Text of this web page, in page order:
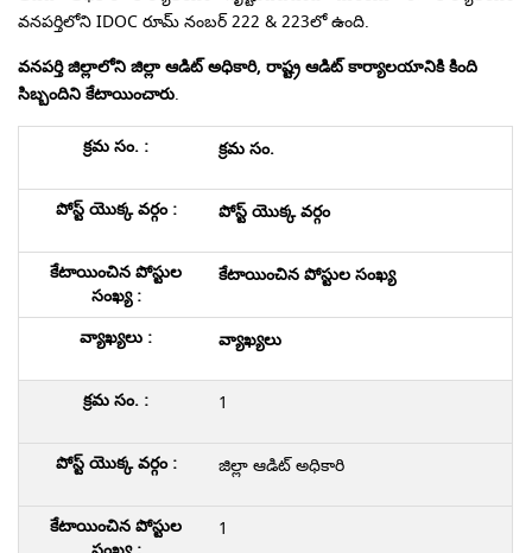
వనపర్తిలోని IDOC రూమ్ నంబర్ 222 & 223లో ఉంది.
వనపర్తి జిల్లాలోని జిల్లా ఆడిట్ అధికారి,రాష్ట్ర ఆడిట్ కార్యాలయానికి కింది
సిబ్బందిని కేటాయించారు.
క్రమ సం.
పోస్ట్ యొక్క వర్గం
కేటాయించిన పోస్టుల సంఖ్య
వ్యాఖ్యలు
1
జిల్లా ఆడిట్ అధికారి
1